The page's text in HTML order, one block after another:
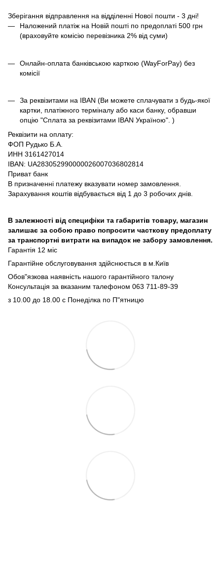
Зберігання відправлення на відділенні Нової пошти - 3 дні!
Наложений платіж на Новій пошті по предоплаті 500 грн
(враховуйте комісію перевізника 2% від суми)
Онлайн-оплата банківською карткою (WayForPay) без
комісії
За реквізитами на IBAN (Ви можете сплачувати з будь-якої
картки, платіжного терміналу або каси банку, обравши
опцію "Сплата за реквізитами IBAN Україною". )
Реквізити на оплату:
ФОП Рудько Б.А.
ИНН 3161427014
IBAN: UA283052990000026007036802814
Приват банк
В призначенні платежу вказувати номер замовлення.
Зарахування коштів відбувається від 1 до 3 робочих днів.
В залежності від специфіки та габаритів товару, магазин
залишає за собою право попросити часткову предоплату
за транспортні витрати на випадок не забору замовлення.
Гарантія 12 міс
Гарантійне обслуговування здійснюється в м.Київ
Обов"язкова наявність нашого гарантійного талону
Консультація за вказаним талефоном 063 711-89-39
з 10.00 до 18.00 с Понеділка по П"ятницю